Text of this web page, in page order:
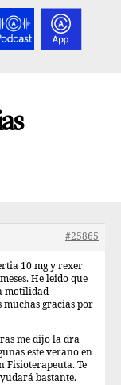
#25865
10 mg y rexer
He leido que
motilidad
muchas gracias por
me dijo la dra
este verano en
Fisioterapeuta. Te
bastante.